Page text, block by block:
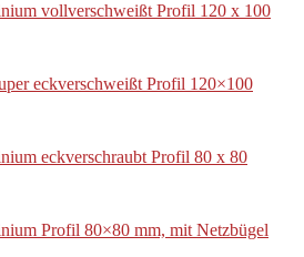
vollverschweißt Profil 120 x 100
eckverschweißt Profil 120×100
eckverschraubt Profil 80 x 80
Profil 80×80 mm, mit Netzbügel